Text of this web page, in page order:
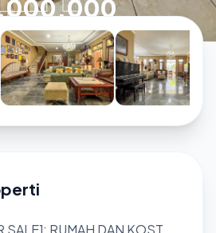
SALE]: RUMAH DAN KOST,